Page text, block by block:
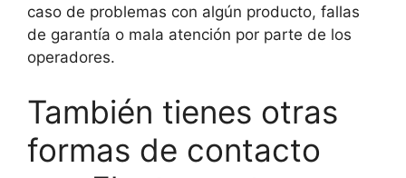
caso de problemas con algún producto, fallas
de garantía o mala atención por parte de los
operadores.
También tienes otras
formas de contacto